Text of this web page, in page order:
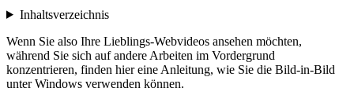
Inhaltsverzeichnis
Wenn Sie also Ihre Lieblings-Webvideos ansehen möchten,
während Sie sich auf andere Arbeiten im Vordergrund
konzentrieren, finden hier eine Anleitung, wie Sie die Bild-in-Bild
unter Windows verwenden können.